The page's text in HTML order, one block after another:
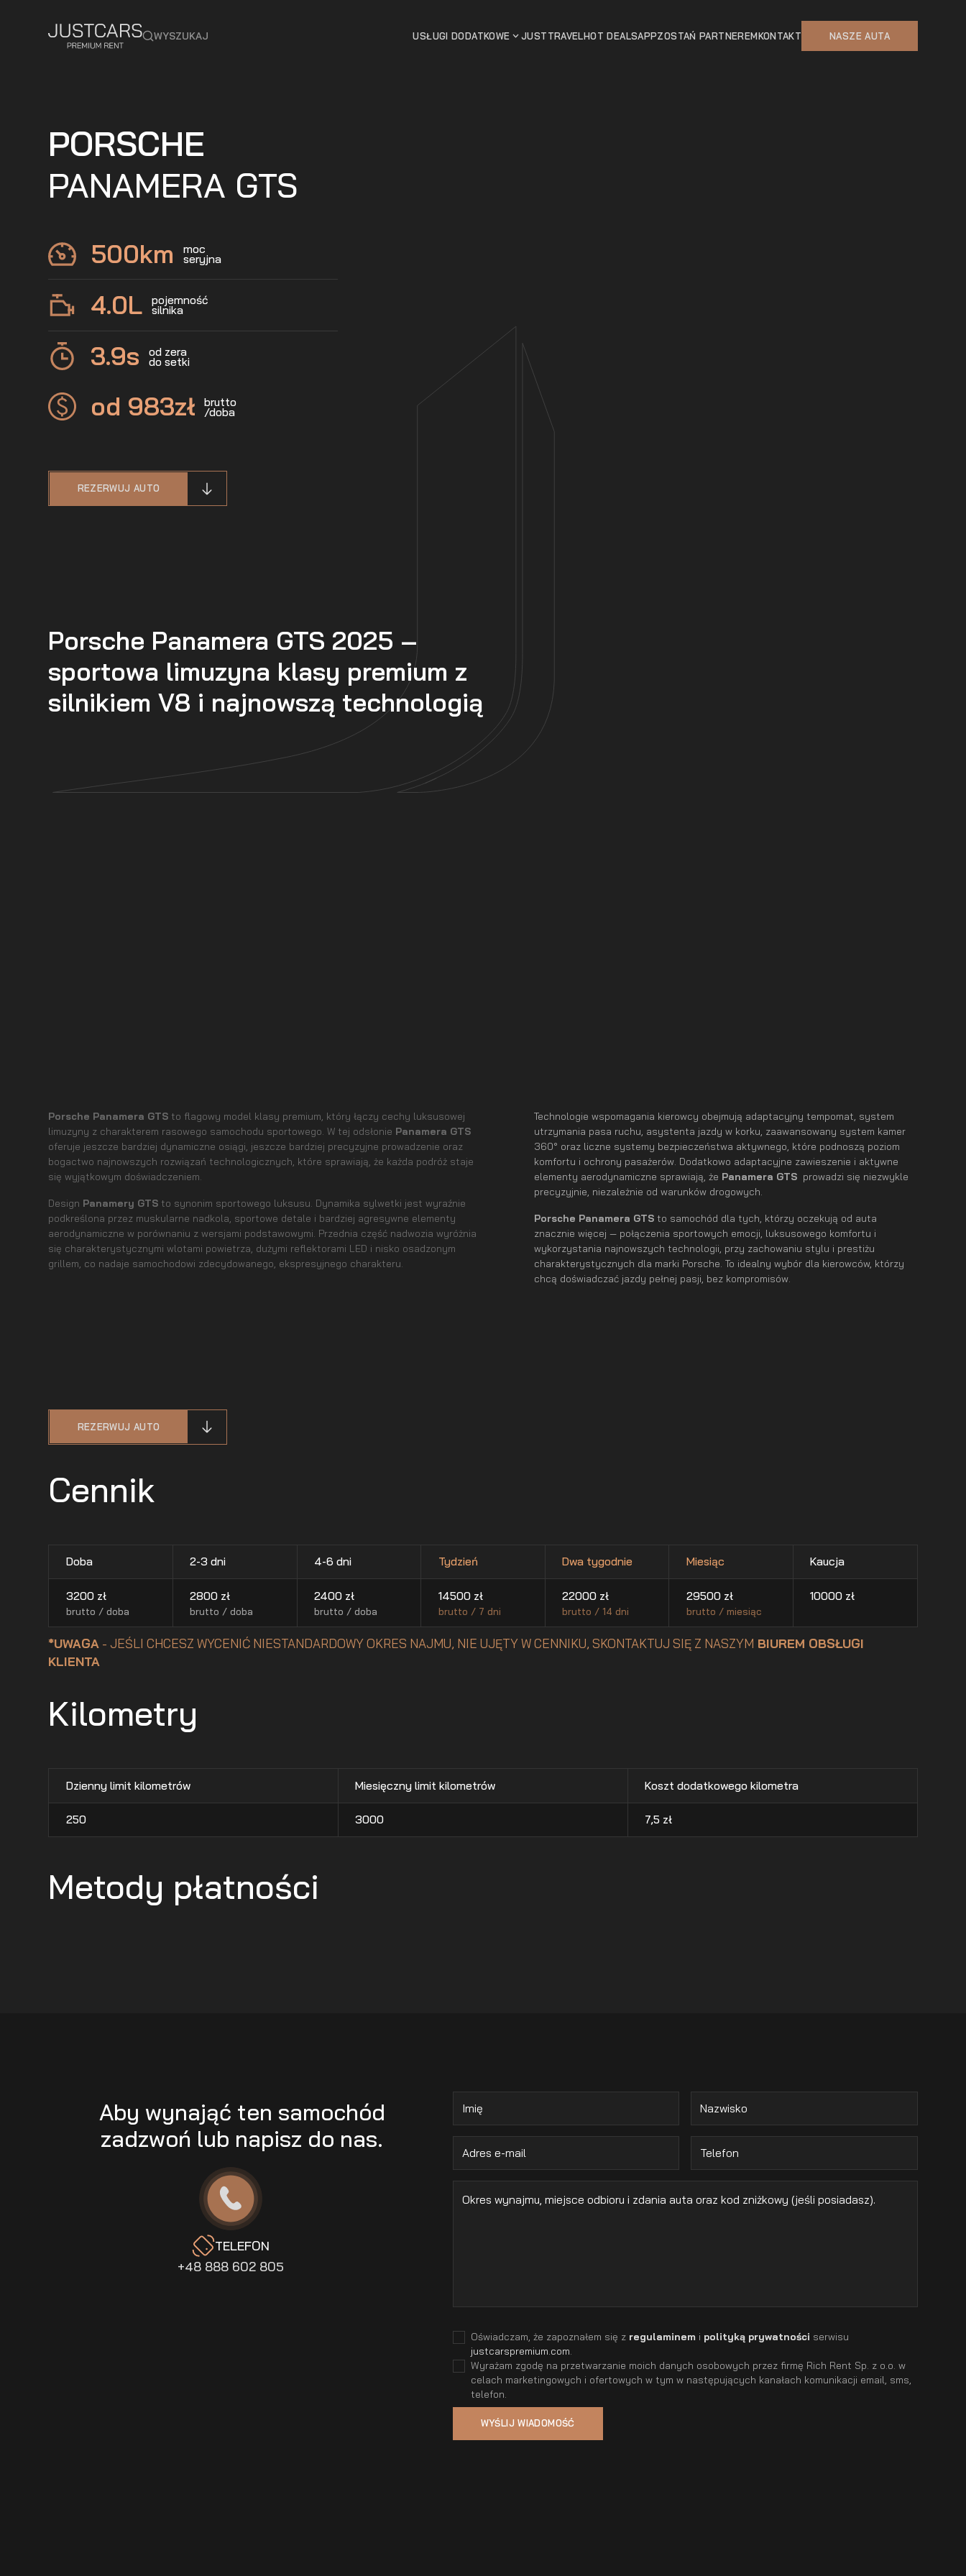
WYSZUKAJ USŁUGI DODATKOWE JUSTTRAVELHOT DEALSAPPZOSTAŃ PARTNEREMKONTAKT NASZE AUTA
PORSCHE
PANAMERA GTS
500km moc
seryjna
4.0L pojemność
silnika
3.9s od zera
do setki
od 983zł brutto
/doba
REZERWUJ AUTO
Porsche Panamera GTS 2025 –
sportowa limuzyna klasy premium z
silnikiem V8 i najnowszą technologią
Porsche Panamera GTS to flagowy model klasy premium, który łączy cechy luksusowej
limuzyny z charakterem rasowego samochodu sportowego. W tej odsłonie Panamera GTS
oferuje jeszcze bardziej dynamiczne osiągi, jeszcze bardziej precyzyjne prowadzenie oraz
bogactwo najnowszych rozwiązań technologicznych, które sprawiają, że każda podróż staje
się wyjątkowym doświadczeniem.
Design Panamery GTS to synonim sportowego luksusu. Dynamika sylwetki jest wyraźnie
podkreślona przez muskularne nadkola, sportowe detale i bardziej agresywne elementy
aerodynamiczne w porównaniu z wersjami podstawowymi. Przednia część nadwozia wyróżnia
się charakterystycznymi wlotami powietrza, dużymi reflektorami LED i nisko osadzonym
grillem, co nadaje samochodowi zdecydowanego, ekspresyjnego charakteru.
Technologie wspomagania kierowcy obejmują adaptacyjny tempomat, system
utrzymania pasa ruchu, asystenta jazdy w korku, zaawansowany system kamer
360° oraz liczne systemy bezpieczeństwa aktywnego, które podnoszą poziom
komfortu i ochrony pasażerów. Dodatkowo adaptacyjne zawieszenie i aktywne
elementy aerodynamiczne sprawiają, że Panamera GTS prowadzi się niezwykle
precyzyjnie, niezależnie od warunków drogowych.
Porsche Panamera GTS to samochód dla tych, którzy oczekują od auta
znacznie więcej — połączenia sportowych emocji, luksusowego komfortu i
wykorzystania najnowszych technologii, przy zachowaniu stylu i prestiżu
charakterystycznych dla marki Porsche. To idealny wybór dla kierowców, którzy
chcą doświadczać jazdy pełnej pasji, bez kompromisów.
REZERWUJ AUTO
Cennik
Doba
3200zł
brutto / doba
2-3 dni
2800 zł
brutto / doba
4-6 dni
2400zł
brutto / doba
Tydzień
14500zł
brutto / 7 dni
Dwa tygodnie
22000 zł
brutto / 14 dni
Miesiąc
29500zł
brutto / miesiąc
Kaucja
10000 zł
*UWAGA - JEŚLI CHCESZ WYCENIĆ NIESTANDARDOWY OKRES NAJMU, NIE UJĘTY W CENNIKU, SKONTAKTUJ SIĘ Z NASZYM BIUREM OBSŁUGI
KLIENTA
Kilometry
Dzienny limit kilometrów
250
Miesięczny limit kilometrów
3000
Koszt dodatkowego kilometra
7,5 zł
Metody płatności
Aby wynająć ten samochód
zadzwoń lub napisz do nas.
TELEFON
+48 888 602 805
Oświadczam, że zapoznałem się z regulaminem i polityką prywatności serwisu
justcarspremium.com
Wyrażam zgodę na przetwarzanie moich danych osobowych przez firmę Rich Rent Sp. z o.o. w
celach marketingowych i ofertowych w tym w następujących kanałach komunikacji email, sms,
telefon.